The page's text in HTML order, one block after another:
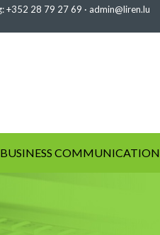
+352 28 79 27 69 · admin@liren.lu
BUSINESS COMMUNICATION